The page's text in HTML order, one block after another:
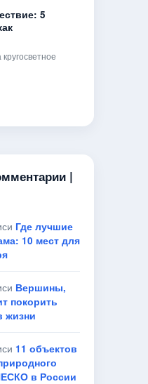
5
|
Где лучшие
10 мест для
Вершины,
покорить
жизни
11 объектов
в России